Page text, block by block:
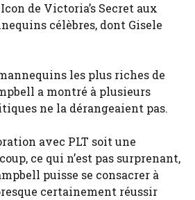
de Victoria’s Secret aux
célèbres, dont Gisele
les plus riches de
a montré à plusieurs
ne la dérangeaient pas.
avec PLT soit une
ce qui n’est pas surprenant,
puisse se consacrer à
certainement réussir